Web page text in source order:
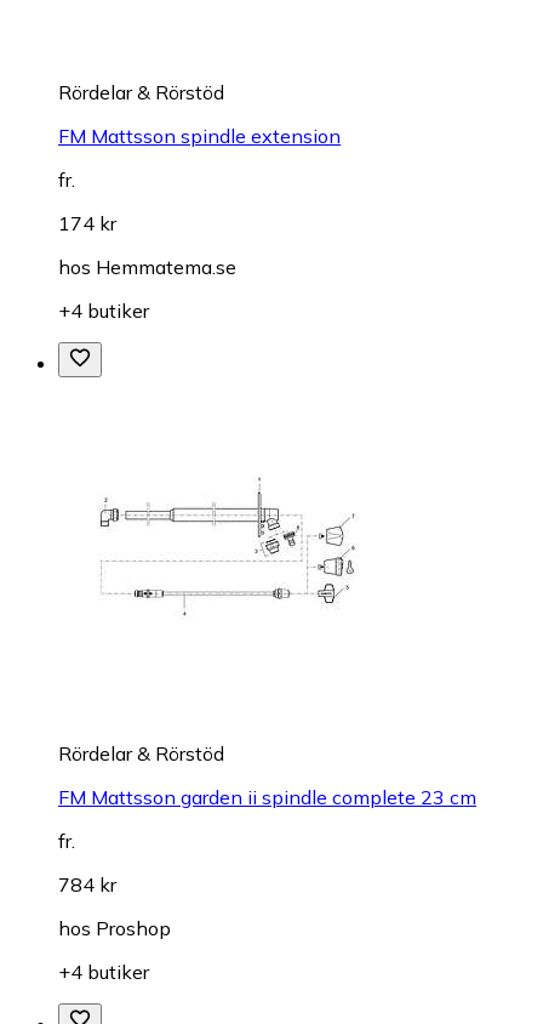
Rördelar & Rörstöd
FM Mattsson spindle extension
fr.
174 kr
hos Hemmatema.se
+4 butiker
Rördelar & Rörstöd
FM Mattsson garden ii spindle complete 23 cm
fr.
784 kr
hos Proshop
+4 butiker